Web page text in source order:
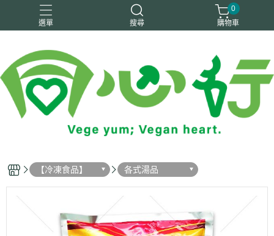
選單 搜尋
純素 素火腿 素香鬆 豆製品 零嘴／飲品
0
購物車
【冷凍食品】 各式湯品